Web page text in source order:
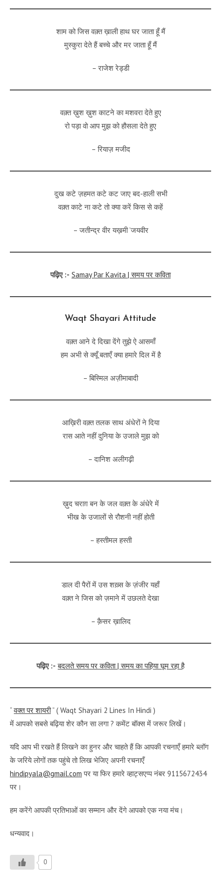
शाम को जिस वक़्त ख़ाली हाथ घर जाता हूँ मैं
मुस्कुरा देते हैं बच्चे और मर जाता हूँ मैं
– राजेश रेड्डी
वक़्त ख़ुश ख़ुश काटने का मशवरा देते हुए
रो पड़ा वो आप मुझ को हौसला देते हुए
– रियाज़ मजीद
दुख कटे ज़हमत कटे कट जाए बद-हाली सभी
वक़्त काटे ना कटे तो क्या करें किस से कहें
– जतीन्द्र वीर यख़मी ’जयवीर
पढ़िए :- Samay Par Kavita | समय पर कविता
Waqt Shayari Attitude
वक़्त आने दे दिखा देंगे तुझे ऐ आसमाँ
हम अभी से क्यूँ बताएँ क्या हमारे दिल में है
– बिस्मिल अज़ीमाबादी
आख़िरी वक़्त तलक साथ अंधेरों ने दिया
रास आते नहीं दुनिया के उजाले मुझ को
– दानिश अलीगढ़ी
ख़ुद चराग़ बन के जल वक़्त के अंधेरे में
भीख के उजालों से रौशनी नहीं होती
– हस्तीमल हस्ती
डाल दी पैरों में उस शख़्स के ज़ंजीर यहाँ
वक़्त ने जिस को ज़माने में उछलते देखा
– क़ैसर ख़ालिद
पढ़िए :- बदलते समय पर कविता | समय का पहिया घूम रहा है
“वक्त पर शायरी” ( Waqt Shayari 2 Lines In Hindi )
में आपको सबसे बढ़िया शेर कौन सा लगा ? कमेंट बॉक्स में जरूर लिखें।
यदि आप भी रखते हैं लिखने का हुनर और चाहते हैं कि आपकी रचनाएँ हमारे ब्लॉग
के जरिये लोगों तक पहुंचे तो लिख भेजिए अपनी रचनाएँ
hindipyala@gmail.com पर या फिर हमारे व्हाट्सएप्प नंबर 9115672434
पर।
हम करेंगे आपकी प्रतिभाओं का सम्मान और देंगे आपको एक नया मंच।
धन्यवाद।
0